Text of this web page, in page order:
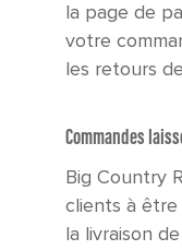
la page de
votre
les retours
Commandes
Big Country
clients à
la livraison